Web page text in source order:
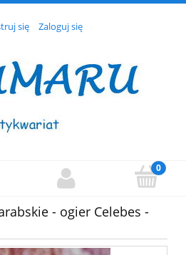
się Zaloguj się
- ogier Celebes -